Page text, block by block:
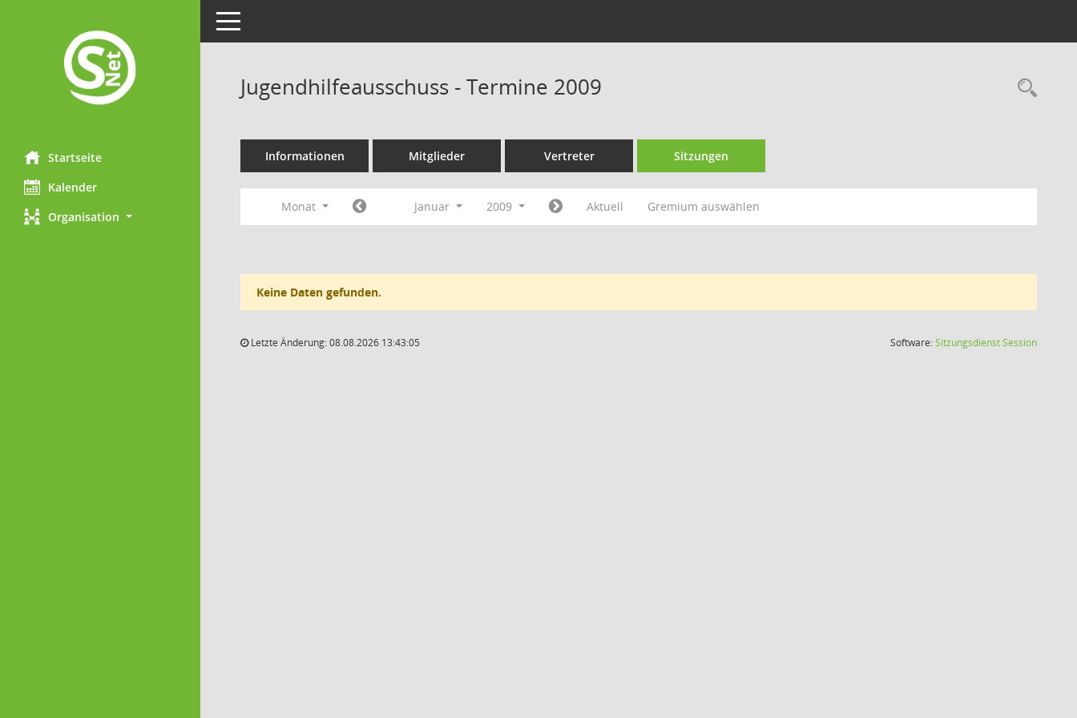
Startseite
Kalender
Organisation
Toggle navigation
Jugendhilfeausschuss - Termine 2009
Informationen Mitglieder Vertreter Sitzungen
Monat Januar 2009 Aktuell Gremium auswählen
Keine Daten gefunden.
Letzte Änderung: 08.08.2026 13:43:05 Software:SitzungsdienstSession(Wird in